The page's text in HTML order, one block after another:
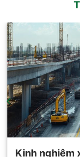
Kinh nghiệm